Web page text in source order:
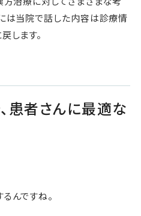
は当院で話した内容は診療情
します。
患者さんに最適な
んですね。